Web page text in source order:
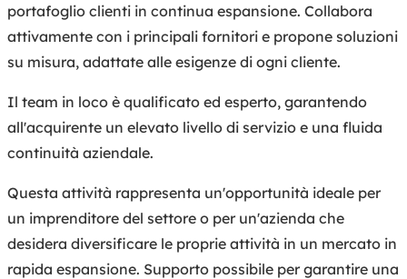
portafoglio clienti in continua espansione. Collabora
attivamente con i principali fornitori e propone soluzioni
su misura, adattate alle esigenze di ogni cliente.
Il team in loco è qualificato ed esperto, garantendo
all'acquirente un elevato livello di servizio e una fluida
continuità aziendale.
Questa attività rappresenta un'opportunità ideale per
un imprenditore del settore o per un'azienda che
desidera diversificare le proprie attività in un mercato in
rapida espansione. Supporto possibile per garantire una